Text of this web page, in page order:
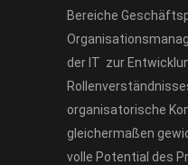
Bereiche
der IT zur
organisatorische
gleichermaßen
volle Potential des